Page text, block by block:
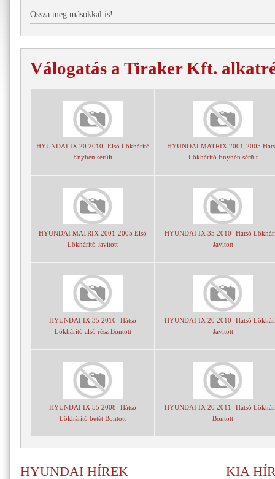
Ossza meg másokkal is!
Válogatás a Tiraker Kft.
HYUNDAI IX 20 2010- Első Lökhárító
Enyhén sérült
HYUNDAI MATRIX 2001-2005
Lökhárító Enyhén sérült
HYUNDAI MATRIX 2001-2005 Első
Lökhárító Javított
HYUNDAI IX 35 2010- Hátsó
Javított
HYUNDAI IX 35 2010- Hátsó
Lökhárító alsó rész Bontott
HYUNDAI IX 20 2010- Hátsó
Javított
HYUNDAI IX 55 2008- Hátsó
Lökhárító betét Bontott
HYUNDAI IX 20 2011- Hátsó
Bontott
HYUNDAI HÍREK KIA